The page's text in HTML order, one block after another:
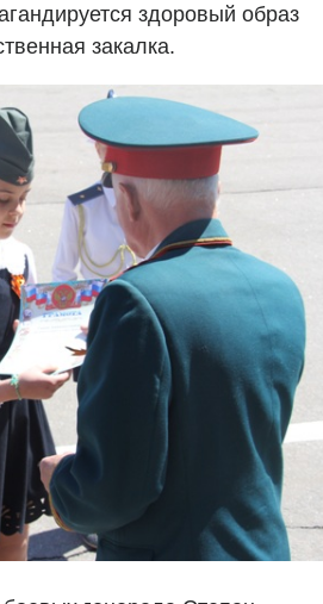
здоровый образ
закалка.